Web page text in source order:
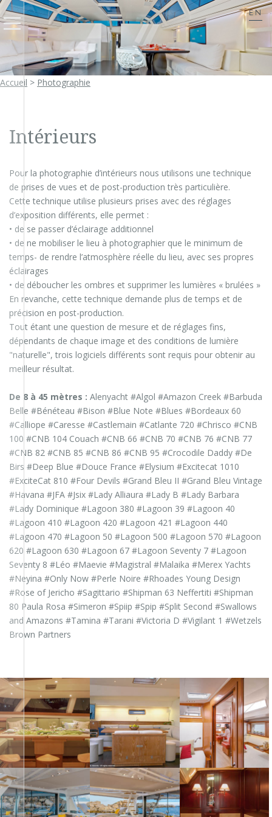
EN
Accueil > Photographie
Intérieurs
Pour la photographie d’intérieurs nous utilisons une technique
de prises de vues et de post-production très particulière.
Cette technique utilise plusieurs prises avec des réglages
d’exposition différents, elle permet :
• de se passer d’éclairage additionnel
• de ne mobiliser le lieu à photographier que le minimum de
temps- de rendre l’atmosphère réelle du lieu, avec ses propres
éclairages
• de déboucher les ombres et supprimer les lumières « brulées »
En revanche, cette technique demande plus de temps et de
précision en post-production.
Tout étant une question de mesure et de réglages fins,
dépendants de chaque image et des conditions de lumière
"naturelle", trois logiciels différents sont requis pour obtenir au
meilleur résultat.
De 8 à 45 mètres : Alenyacht #Algol #Amazon Creek #Barbuda
Belle #Bénéteau #Bison #Blue Note #Blues #Bordeaux 60
#Calliope #Caresse #Castlemain #Catlante 720 #Chrisco #CNB
100 #CNB 104 Couach #CNB 66 #CNB 70 #CNB 76 #CNB 77
#CNB 82 #CNB 85 #CNB 86 #CNB 95 #Crocodile Daddy #De
Birs #Deep Blue #Douce France #Elysium #Excitecat 1010
#ExciteCat 810 #Four Devils #Grand Bleu II #Grand Bleu Vintage
#Havana #JFA #Jsix #Lady Alliaura #Lady B #Lady Barbara
#Lady Dominique #Lagoon 380 #Lagoon 39 #Lagoon 40
#Lagoon 410 #Lagoon 420 #Lagoon 421 #Lagoon 440
#Lagoon 470 #Lagoon 50 #Lagoon 500 #Lagoon 570 #Lagoon
620 #Lagoon 630 #Lagoon 67 #Lagoon Seventy 7 #Lagoon
Seventy 8 #Léo #Maevie #Magistral #Malaika #Merex Yachts
#Neyina #Only Now #Perle Noire #Rhoades Young Design
#Rose of Jericho #Sagittario #Shipman 63 Neffertiti #Shipman
80 Paula Rosa #Simeron #Spiip #Spip #Split Second #Swallows
and Amazons #Tamina #Tarani #Victoria D #Vigilant 1 #Wetzels
Brown Partners